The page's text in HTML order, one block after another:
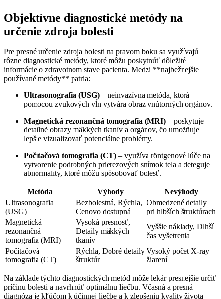
Objektívne diagnostické metódy na
určenie zdroja bolesti
Pre presné určenie zdroja bolesti na pravom boku sa využívajú
rôzne diagnostické metódy, ktoré môžu poskytnúť dôležité
informácie o zdravotnom stave pacienta. Medzi **najbežnejšie
používané metódy** patria:
Ultrasonografia (USG) – neinvazívna metóda, ktorá
pomocou zvukových vĺn vytvára obraz vnútorných orgánov.
Magnetická rezonančná tomografia (MRI) – poskytuje
detailné obrazy mäkkých tkanív a orgánov, čo umožňuje
lepšie vizualizovať potenciálne problémy.
Počítačová tomografia (CT) – využíva röntgenové lúče na
vytvorenie podrobných prierezových snímok tela a deteguje
abnormality, ktoré môžu spôsobovať bolesť.
Metóda Výhody
Nevýhody
Ultrasonografia
(USG)
Bezbolestná, Rýchla,
Cenovo dostupná
Obmedzené detaily
pri hlbších štruktúrach
Magnetická
rezonančná
tomografia (MRI)
Vysoká presnosť,
Detaily mäkkých
tkanív
Vyššie náklady, Dlhší
čas vyšetrenia
Počítačová
tomografia (CT)
Rýchla, Dobré detaily
štruktúr
Vysoký počet X-ray
žiarení
Na základe týchto diagnostických metód môže lekár presnejšie určiť
príčinu bolesti a navrhnúť optimálnu liečbu. Včasná a presná
diagnóza je kľúčom k účinnej liečbe a k zlepšeniu kvality života